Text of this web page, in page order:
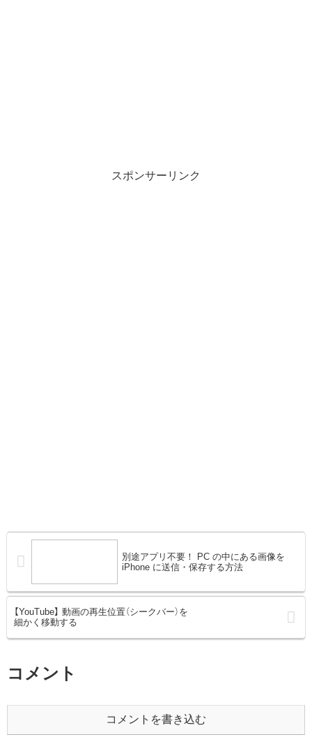
スポンサーリンク
別途アプリ不要！ PC の中にある画像を
iPhone に送信・保存する方法
【YouTube】 動画の再生位置（シークバー）を
細かく移動する
コメント
コメントを書き込む